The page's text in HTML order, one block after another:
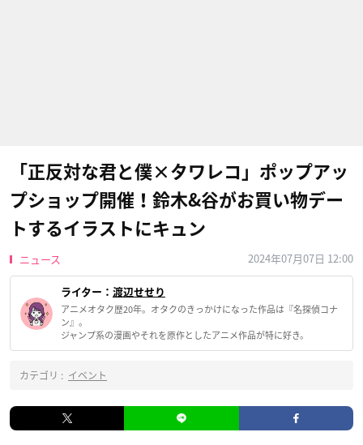
「正反対な君と僕×タワレコ」ポップアッ
プショップ開催！鈴木&谷がお買い物デー
トするイラストにキュン
ニュース 2024年07月07日 12:00
ライター： 渡辺せせり
アニメオタク歴20年。オタクのきっかけになった作品は『名探偵コナ
ン』。
ジャンプ系の漫画やそれを原作としたアニメ作品が特に好き。
カテゴリ : イベント